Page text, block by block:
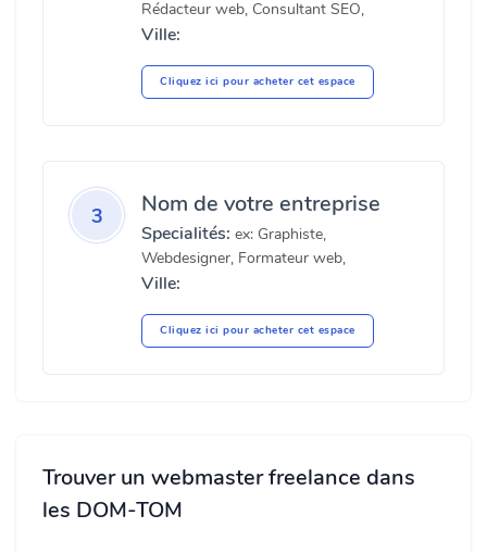
Rédacteur web, Consultant SEO,
Ville:
Cliquez ici pour acheter cet espace
3 Nom de votre entreprise
Specialités: ex: Graphiste,
Webdesigner, Formateur web,
Ville:
Cliquez ici pour acheter cet espace
Trouver un webmaster freelance dans
les DOM-TOM